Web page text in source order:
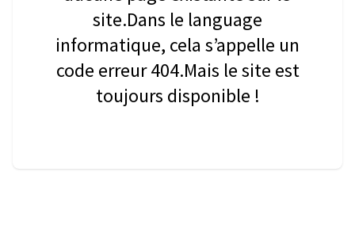
site.Dans le language
informatique, cela s’appelle un
code erreur 404.Mais le site est
toujours disponible !